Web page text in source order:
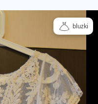
bluzki